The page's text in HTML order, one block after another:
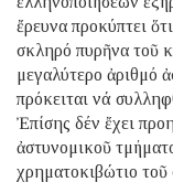
ἔρευνα προκύπτει
σκληρό πυρῆνα τοῦ
μεγαλύτερο ἀριθμό
πρόκειται νά
Ἐπίσης δέν ἔχει
ἀστυνομικοῦ
χρηματοκιβώτιο τοῦ